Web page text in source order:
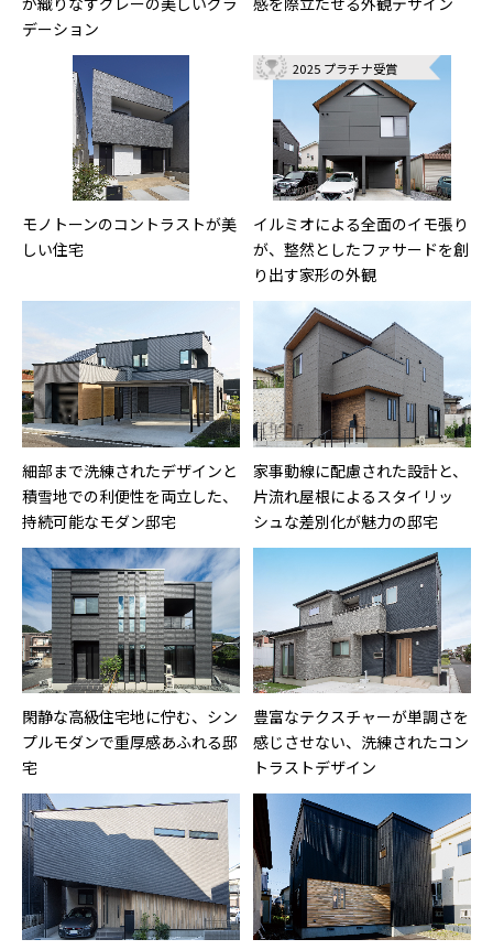
デーション
モノトーンのコントラストが美
しい住宅
2025 プラチナ受賞
イルミオによる全面のイモ張り
が、整然としたファサードを創
り出す家形の外観
細部まで洗練されたデザインと
積雪地での利便性を両立した、
持続可能なモダン邸宅
家事動線に配慮された設計と、
片流れ屋根によるスタイリッ
シュな差別化が魅力の邸宅
閑静な高級住宅地に佇む、シン
プルモダンで重厚感あふれる邸
宅
豊富なテクスチャーが単調さを
感じさせない、洗練されたコン
トラストデザイン